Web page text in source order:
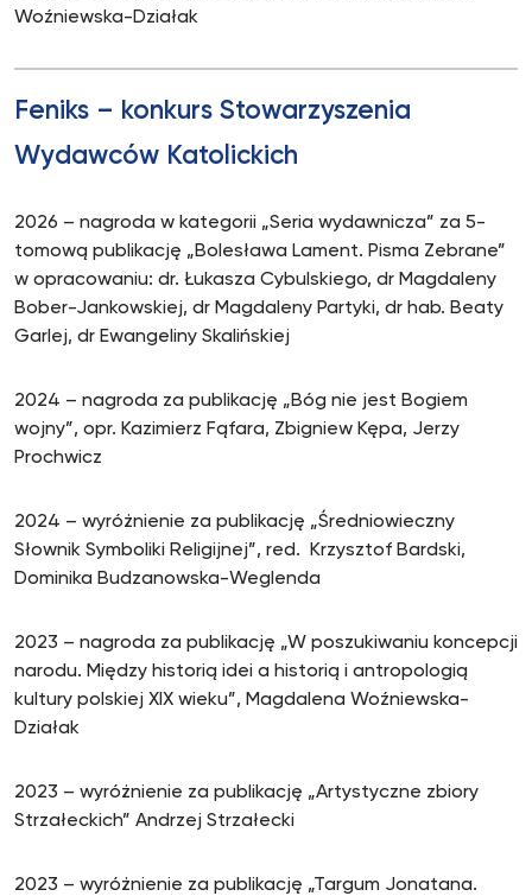
Woźniewska-Działak
Feniks – konkurs Stowarzyszenia
Wydawców Katolickich
2026 – nagroda w kategorii „Seria wydawnicza” za 5-
tomową publikację „Bolesława Lament. Pisma Zebrane”
w opracowaniu: dr. Łukasza Cybulskiego, dr Magdaleny
Bober-Jankowskiej, dr Magdaleny Partyki, dr hab. Beaty
Garlej, dr Ewangeliny Skalińskiej
2024 – nagroda za publikację „Bóg nie jest Bogiem
wojny”, opr. Kazimierz Fąfara, Zbigniew Kępa, Jerzy
Prochwicz
2024 – wyróżnienie za publikację „Średniowieczny
Słownik Symboliki Religijnej”, red. Krzysztof Bardski,
Dominika Budzanowska-Weglenda
2023 – nagroda za publikację „W poszukiwaniu koncepcji
narodu. Między historią idei a historią i antropologią
kultury polskiej XIX wieku”, Magdalena Woźniewska-
Działak
2023 – wyróżnienie za publikację „Artystyczne zbiory
Strzałeckich” Andrzej Strzałecki
2023 – wyróżnienie za publikację „Targum Jonatana.